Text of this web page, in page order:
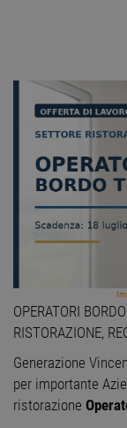
OPERATORI
RISTORAZIONE,
Generazione
per importante
ristorazione